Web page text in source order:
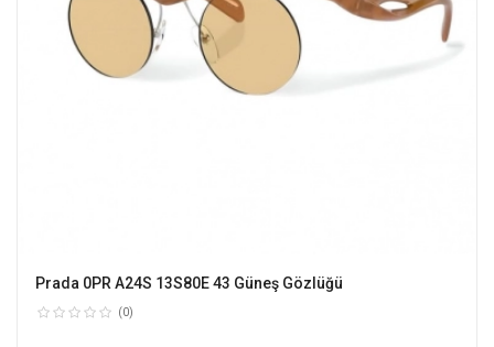
Prada 0PR A24S 13S80E 43 Güneş Gözlüğü
(0)